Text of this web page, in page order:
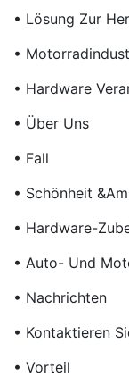
• Lösung Zur
•
• Hardware
• Über Uns
• Fall
• Schönheit
• Hardware-
• Auto- Und
• Nachrichten
• Kontaktieren
• Vorteil